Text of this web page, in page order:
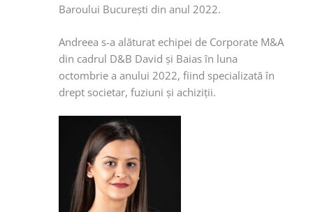
Baroului Bucureşti din anul 2022.
Andreea s-a alăturat echipei de Corporate M&A
din cadrul D&B David şi Baias în luna
octombrie a anului 2022, fiind specializată în
drept societar, fuziuni şi achiziţii.